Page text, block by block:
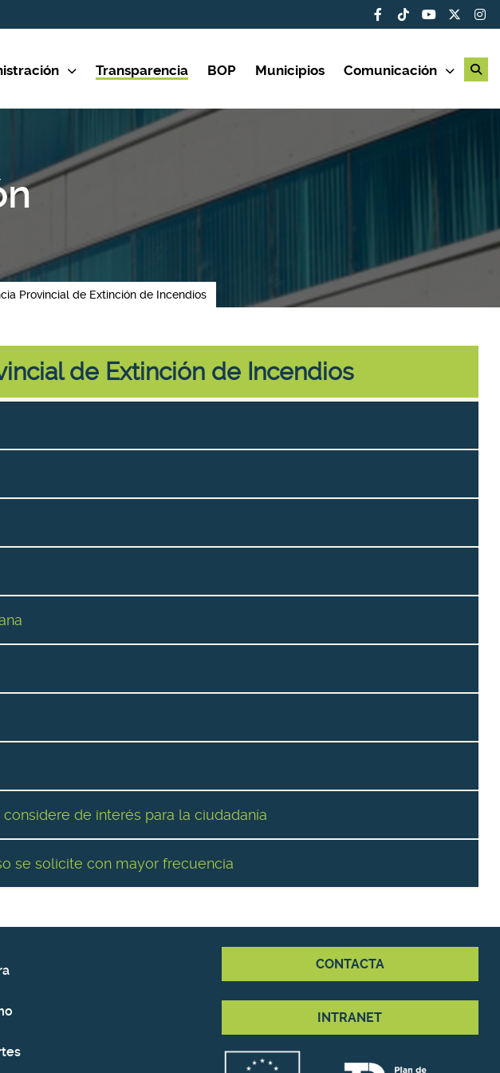
Transparencia BOP Municipios Comunicación
Provincial de Extinción de Incendios
de Extinción de Incendios
de interés para la ciudadanía
se solicite con mayor frecuencia
CONTACTA
INTRANET